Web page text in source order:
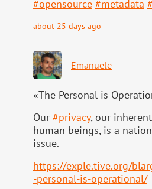
#opensource #metadata #
about 25 days ago
Emanuele
«The Personal is
Our #privacy, our
human beings, is a
issue.
https://exple.tive.org/
-personal-is-operational/